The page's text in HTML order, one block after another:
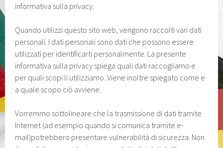
informativa sulla privacy.
Quando utilizzi questo sito web, vengono raccolti vari dati
personali. I dati personali sono dati che possono essere
utilizzati per identificarti personalmente. La presente
informativa sulla privacy spiega quali dati raccogliamo e
per quali scopi li utilizziamo. Viene inoltre spiegato come e
a quale scopo ciò avviene.
Vorremmo sottolineare che la trasmissione di dati tramite
Internet (ad esempio quando si comunica tramite e-
mail)potrebbero presentare vulnerabilità di sicurezza. Non